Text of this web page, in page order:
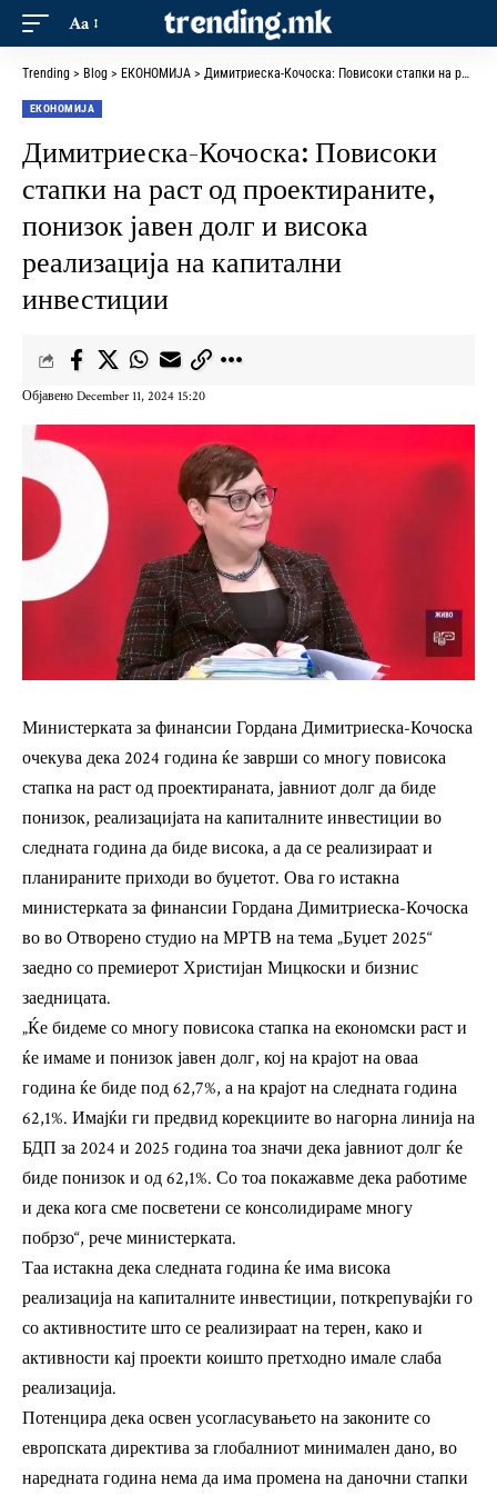
Aa
Trending > Blog > ЕКОНОМИЈА > Димитриеска-Кочоска: Повисоки стапки на раст од проектираните, понизок јавен долг и висока реализација на капитални инвестиции
ЕКОНОМИЈА
Димитриеска-Кочоска: Повисоки
стапки на раст од проектираните,
понизок јавен долг и висока
реализација на капитални
инвестиции
Објавено December 11, 2024 15:20
Министерката за финансии Гордана Димитриеска-Кочоска
очекува дека 2024 година ќе заврши со многу повисока
стапка на раст од проектираната, јавниот долг да биде
понизок, реализацијата на капиталните инвестиции во
следната година да биде висока, а да се реализираат и
планираните приходи во буџетот. Ова го истакна
министерката за финансии Гордана Димитриеска-Кочоска
во во Отворено студио на МРТВ на тема „Буџет 2025“
заедно со премиерот Христијан Мицкоски и бизнис
заедницата.
„Ќе бидеме со многу повисока стапка на економски раст и
ќе имаме и понизок јавен долг, кој на крајот на оваа
година ќе биде под 62,7%, а на крајот на следната година
62,1%. Имајќи ги предвид корекциите во нагорна линија на
БДП за 2024 и 2025 година тоа значи дека јавниот долг ќе
биде понизок и од 62,1%. Со тоа покажавме дека работиме
и дека кога сме посветени се консолидираме многу
побрзо“, рече министерката.
Таа истакна дека следната година ќе има висока
реализација на капиталните инвестиции, поткрепувајќи го
со активностите што се реализираат на терен, како и
активности кај проекти коишто претходно имале слаба
реализација.
Потенцира дека освен усогласувањето на законите со
европската директива за глобалниот минимален дано, во
наредната година нема да има промена на даночни стапки